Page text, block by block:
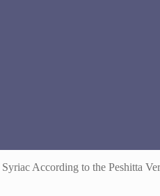
According to the Peshitta